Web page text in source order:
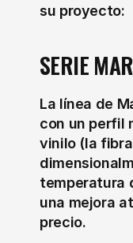
su proyecto:
SERIE
La línea de
con un perfil
vinilo (la
temperatura
una mejora
precio.